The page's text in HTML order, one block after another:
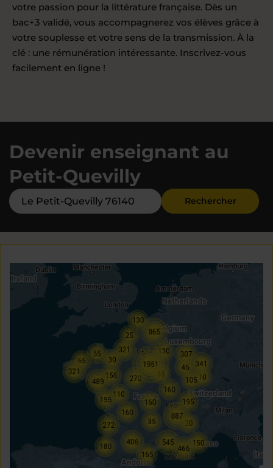
votre passion pour la littérature française. Dès un
bac+3 validé, vous accompagnerez vos élèves grâce à
votre souplesse et votre sens de la transmission. À la
clé : une rémunération intéressante. Inscrivez-vous
facilement en ligne !
Devenir enseignant au
Petit-Quevilly
Rechercher